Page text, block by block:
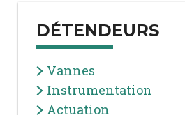
DÉTENDEURS
Vannes
Instrumentation
Actuation